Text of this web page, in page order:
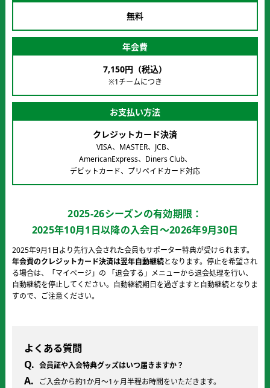
無料
年会費
7,150円（税込）
※1チームにつき
お支払い方法
クレジットカード決済
VISA、MASTER、JCB、
AmericanExpress、Diners Club、
デビットカード、プリペイドカード対応
2025-26シーズンの有効期限
2025年10月1日以降の入会日～2026年9月30日
2025年9月1日より先行入会された会員もサポーター特典が受けられます。
年会費のクレジットカード決済は翌年自動継続となります。停止を希望され
る場合は、
「マイページ」の 「退会する」メニューから退会処理を行い、
自動継続を停止してください。 自動継続期日を過ぎますと自動継続となりま
すので、ご注意ください。
よくある質問
会員証や入会特典グッズはいつ届きますか？
ご入会から約1か月～1ヶ月半程お時間をいただきます。